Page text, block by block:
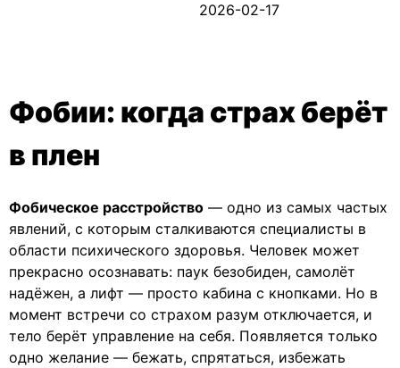
2026-02-17
Фобии: когда страх берёт
в плен
Фобическое расстройство — одно из самых частых
явлений, с которым сталкиваются специалисты в
области психического здоровья. Человек может
прекрасно осознавать: паук безобиден, самолёт
надёжен, а лифт — просто кабина с кнопками. Но в
момент встречи со страхом разум отключается, и
тело берёт управление на себя. Появляется только
одно желание — бежать, спрятаться, избежать